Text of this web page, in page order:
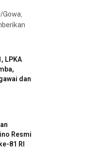
LPKA
dan
Resmi
81 RI